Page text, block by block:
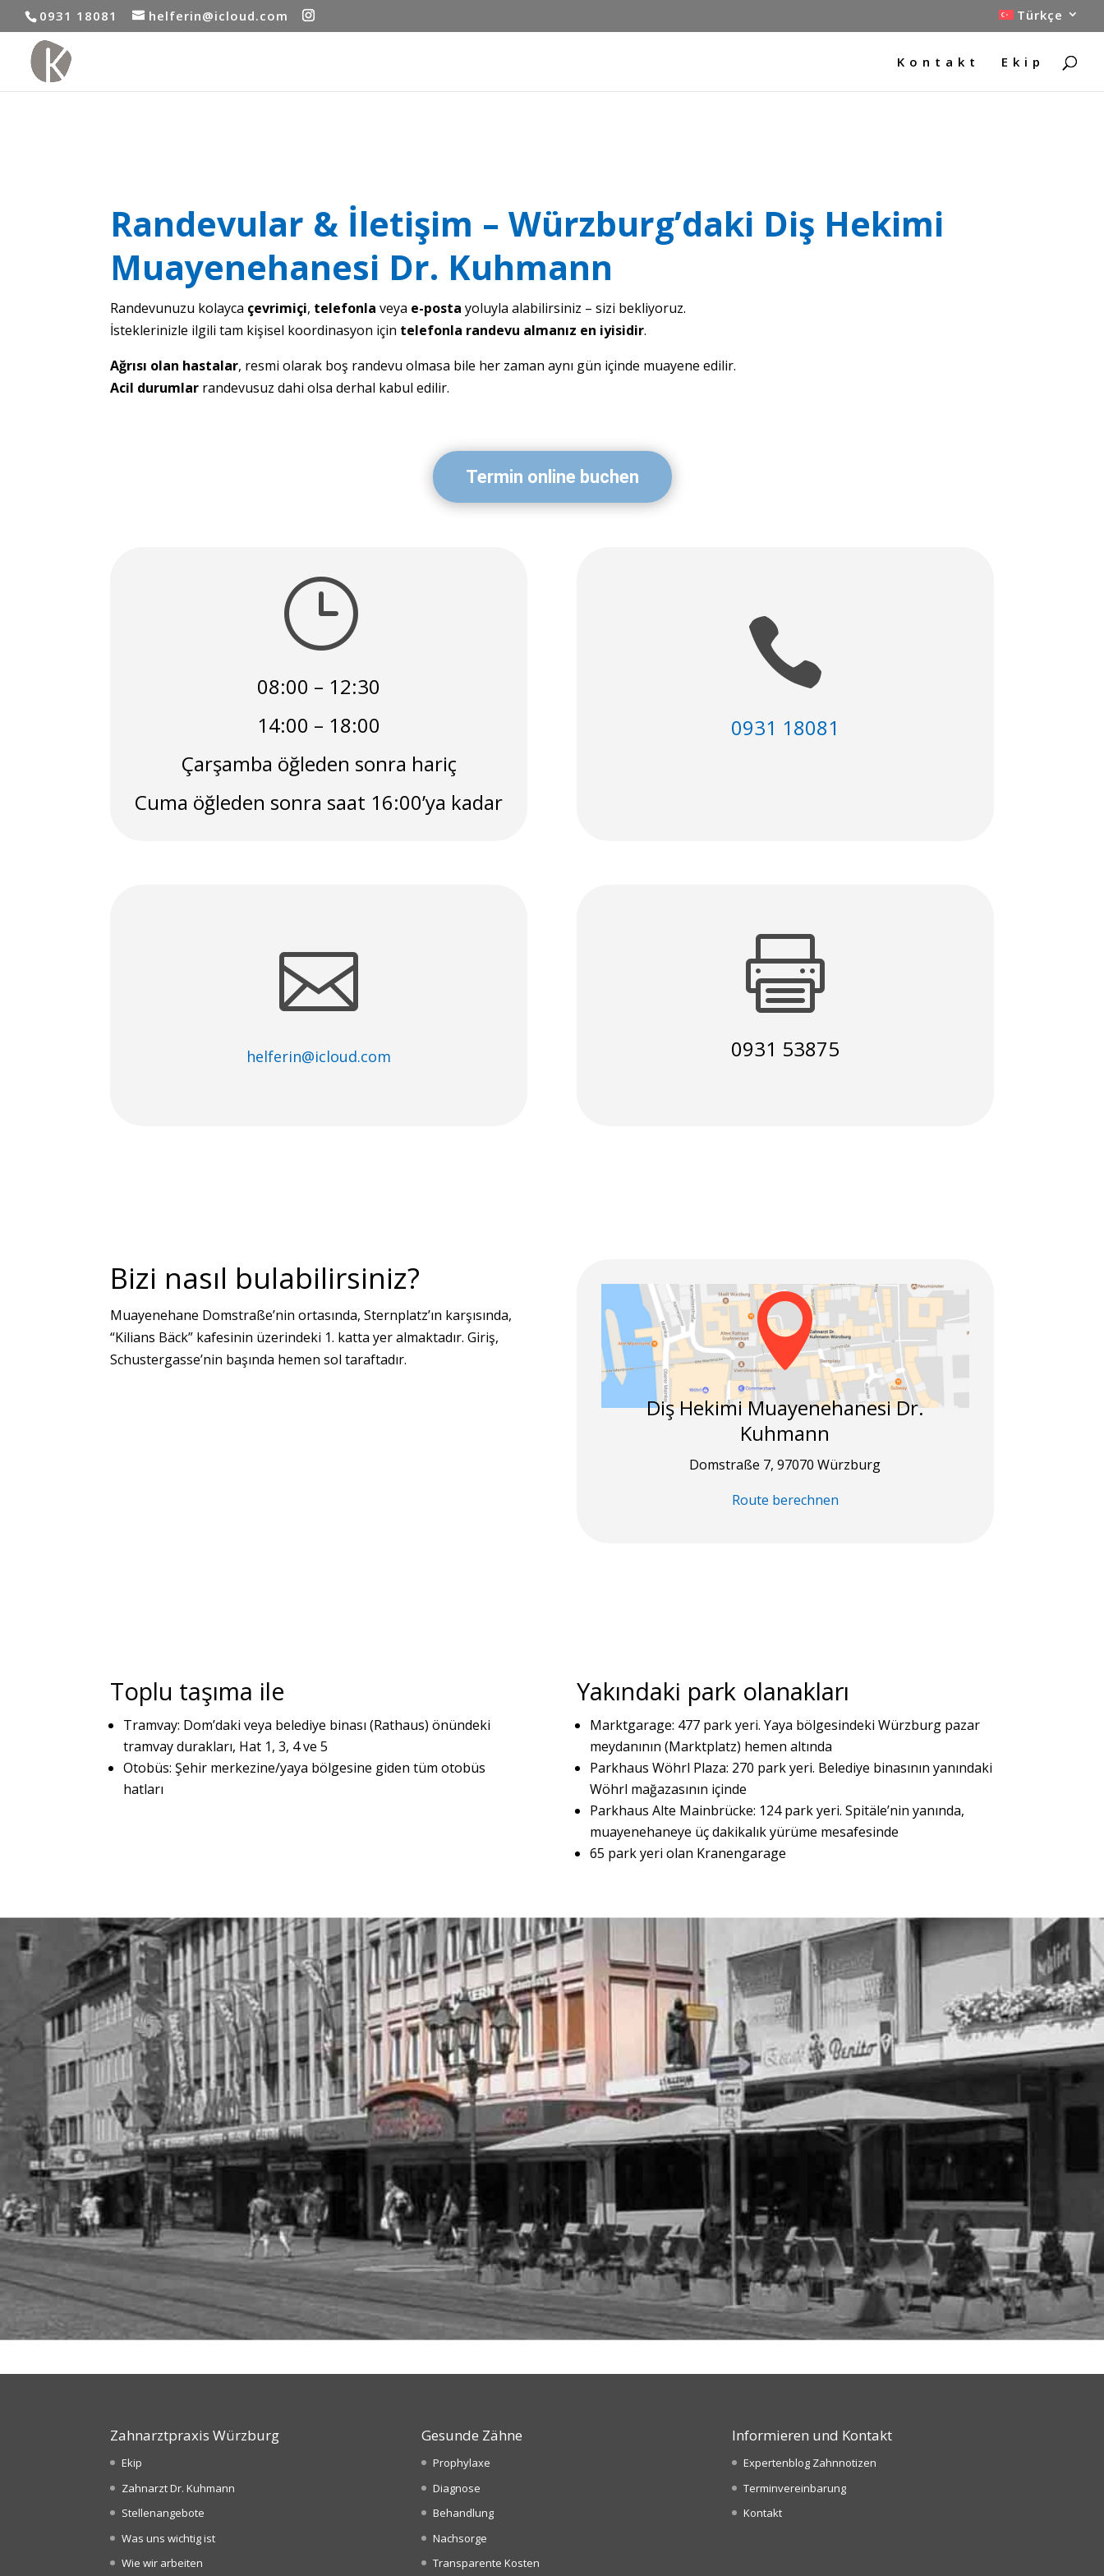
0931 18081 helferin@icloud.com Türkçe
Kontakt Ekip
Randevular & İletişim – Würzburg’daki Diş Hekimi
Muayenehanesi Dr. Kuhmann
Randevunuzu kolayca çevrimiçi, telefonla veya e-posta yoluyla alabilirsiniz – sizi bekliyoruz.
İsteklerinizle ilgili tam kişisel koordinasyon için telefonla randevu almanız en iyisidir.
Ağrısı olan hastalar, resmi olarak boş randevu olmasa bile her zaman aynı gün içinde muayene edilir.
Acil durumlar randevusuz dahi olsa derhal kabul edilir.
Termin online buchen
}
08:00 – 12:30
14:00 – 18:00
Çarşamba öğleden sonra hariç
Cuma öğleden sonra saat 16:00’ya kadar

0931 18081

helferin@icloud.com

0931 53875
Bizi nasıl bulabilirsiniz?
Muayenehane Domstraße’nin ortasında, Sternplatz’ın karşısında,
“Kilians Bäck” kafesinin üzerindeki 1. katta yer almaktadır. Giriş,
Schustergasse’nin başında hemen sol taraftadır.

Diş Hekimi Muayenehanesi Dr.
Kuhmann
Domstraße 7, 97070 Würzburg
Route berechnen
Toplu taşıma ile
Tramvay: Dom’daki veya belediye binası (Rathaus) önündeki
tramvay durakları, Hat 1, 3, 4 ve 5
Otobüs: Şehir merkezine/yaya bölgesine giden tüm otobüs
hatları
Yakındaki park olanakları
Marktgarage: 477 park yeri. Yaya bölgesindeki Würzburg pazar
meydanının (Marktplatz) hemen altında
Parkhaus Wöhrl Plaza: 270 park yeri. Belediye binasının yanındaki
Wöhrl mağazasının içinde
Parkhaus Alte Mainbrücke: 124 park yeri. Spitäle’nin yanında,
muayenehaneye üç dakikalık yürüme mesafesinde
65 park yeri olan Kranengarage
Zahnarztpraxis Würzburg
Ekip
Zahnarzt Dr. Kuhmann
Stellenangebote
Was uns wichtig ist
Wie wir arbeiten
Gesunde Zähne
Prophylaxe
Diagnose
Behandlung
Nachsorge
Transparente Kosten
Informieren und Kontakt
Expertenblog Zahnnotizen
Terminvereinbarung
Kontakt